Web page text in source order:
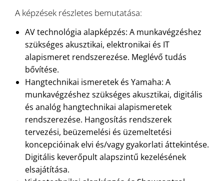
A képzések részletes bemutatása:
AV technológia alapképzés: A munkavégzéshez
szükséges akusztikai, elektronikai és IT
alapismeret rendszerezése. Meglévő tudás
bővítése.
Hangtechnikai ismeretek és Yamaha: A
munkavégzéshez szükséges akusztikai, digitális
és analóg hangtechnikai alapismeretek
rendszerezése. Hangosítás rendszerek
tervezési, beüzemelési és üzemeltetési
koncepcióinak elvi és/vagy gyakorlati áttekintése.
Digitális keverőpult alapszintű kezelésének
elsajátítása.